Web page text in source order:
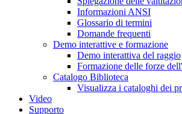
Informazioni ANSI
Glossario di termini
Domande frequenti
Demo interattive e formazione
Demo interattiva del raggio
Formazione delle forze
Catalogo Biblioteca
Visualizza i cataloghi dei
Video
Supporto